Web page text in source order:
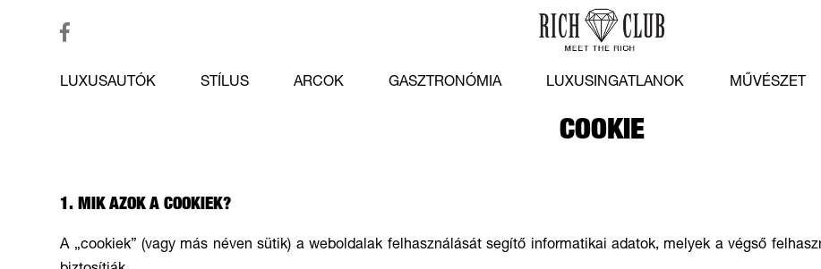
LUXUSAUTÓK STÍLUS ARCOK GASZTRONÓMIA LUXUSINGATLANOK MŰVÉSZET
COOKIE
1. MIK AZOK A COOKIEK?
A „cookiek” (vagy más néven sütik) a weboldalak felhasználását segítő informatikai adatok, melyek a végső